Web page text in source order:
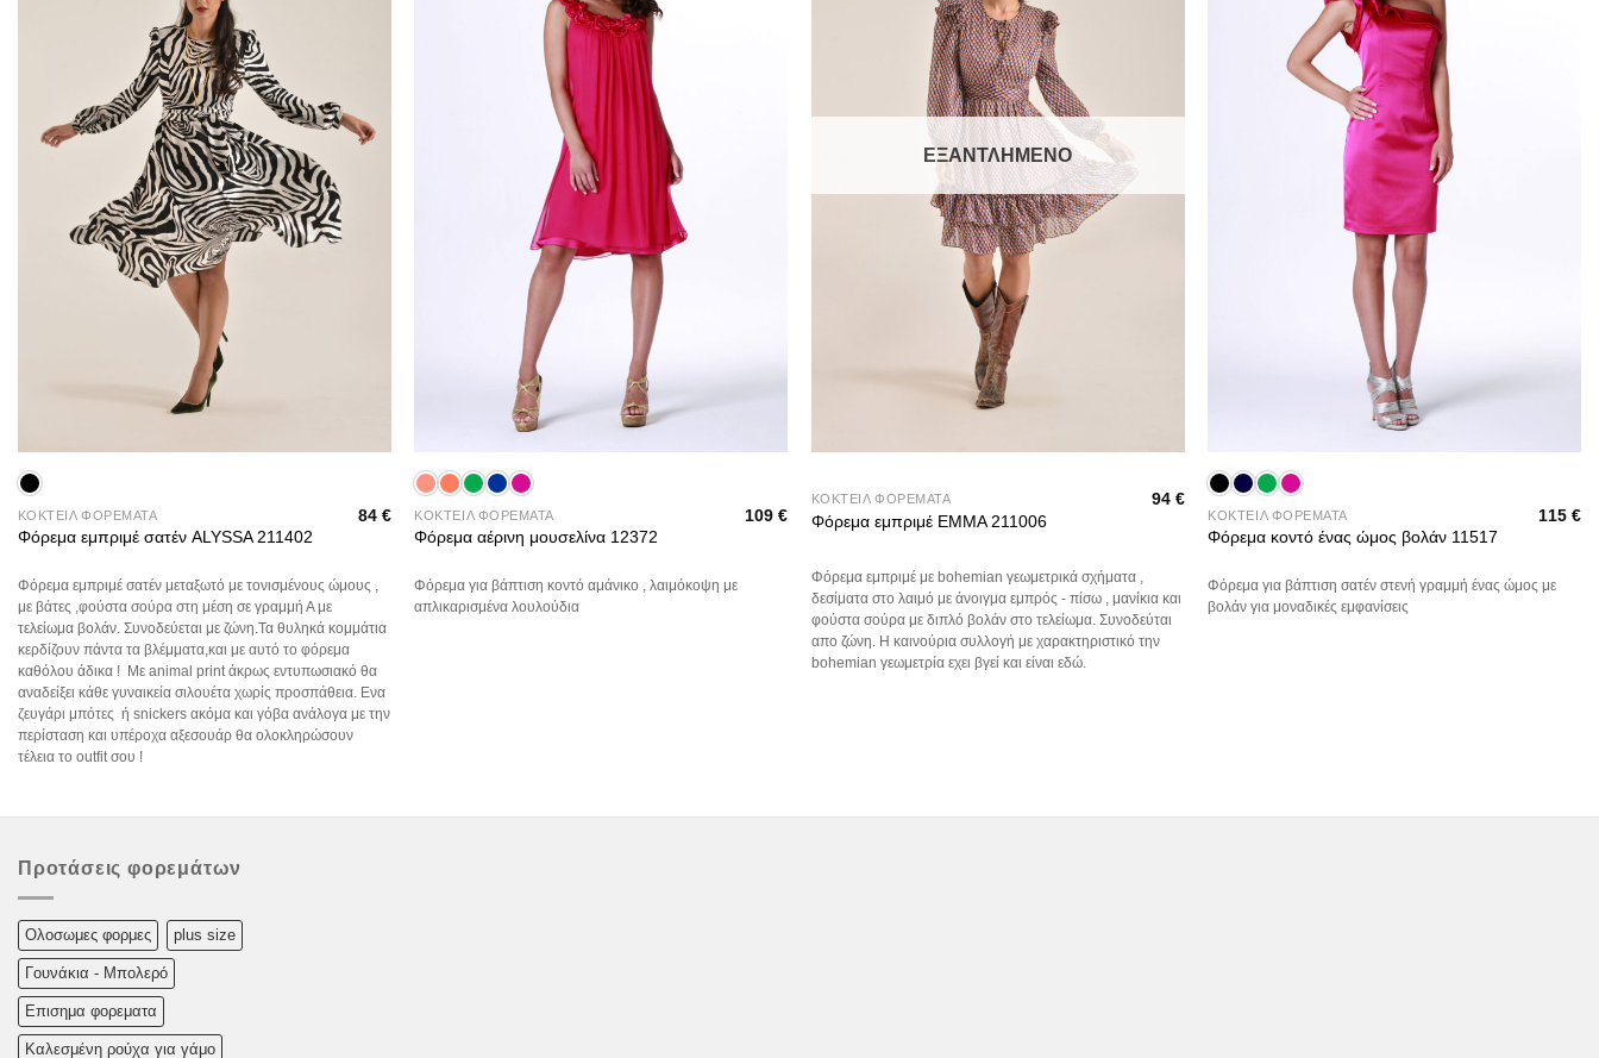
ΚΟΚΤΕΙΛ ΦΟΡΕΜΑΤΑ
Φόρεμα εμπριμέ σατέν ALYSSA 211402
84 €
Φόρεμα εμπριμέ σατέν μεταξωτό με τονισμένους ώμους ,
με βάτες ,φούστα σούρα στη μέση σε γραμμή Α με
τελείωμα βολάν. Συνοδεύεται με ζώνη.Τα θυληκά κομμάτια
κερδίζουν πάντα τα βλέμματα,και με αυτό το φόρεμα
καθόλου άδικα ! Με animal print άκρως εντυπωσιακό θα
αναδείξει κάθε γυναικεία σιλουέτα χωρίς προσπάθεια. Ενα
ζευγάρι μπότες ή snickers ακόμα και γόβα ανάλογα με την
περίσταση και υπέροχα αξεσουάρ θα ολοκληρώσουν
τέλεια το outfit σου !
ΚΟΚΤΕΙΛ ΦΟΡΕΜΑΤΑ
Φόρεμα αέρινη μουσελίνα 12372
109€
Φόρεμα για βάπτιση κοντό αμάνικο , λαιμόκοψη με
απλικαρισμένα λουλούδια
ΕΞΑΝΤΛΗΜΈΝΟ
ΚΟΚΤΕΙΛ ΦΟΡΕΜΑΤΑ
Φόρεμα εμπριμέ EMMA 211006
94 €
Φόρεμα εμπριμέ με bohemian γεωμετρικά σχήματα ,
δεσίματα στο λαιμό με άνοιγμα εμπρός - πίσω , μανίκια και
φούστα σούρα με διπλό βολάν στο τελείωμα. Συνοδεύται
απο ζώνη. Η καινούρια συλλογή με χαρακτηριστικό την
bohemian γεωμετρία εχει βγεί και είναι εδώ.
ΚΟΚΤΕΙΛ ΦΟΡΕΜΑΤΑ
Φόρεμα κοντό ένας ώμος βολάν 11517
115€
Φόρεμα για βάπτιση σατέν στενή γραμμή ένας ώμος με
βολάν για μοναδικές εμφανίσεις
Προτάσεις φορεμάτων
Oλoσωμες φoρμες plus size
Γουνάκια - Μπολερό
Επισημα φορεματα
Καλεσμένη ρούχα για γάμο